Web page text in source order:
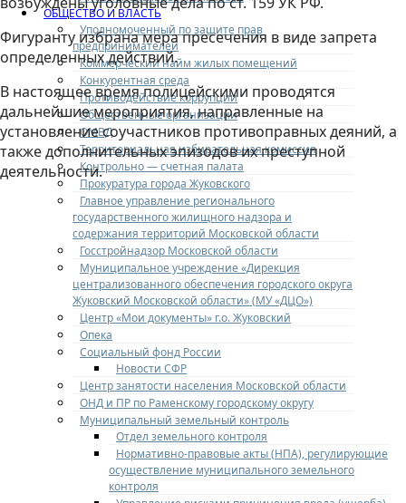
ОБЩЕСТВО И ВЛАСТЬ
Уполномоченный по защите прав
предпринимателей
Коммерческий найм жилых помещений
Конкурентная среда
Противодействие коррупции
Общественные организации
ОМВД
Территориальная избирательная комиссия
Контрольно — счетная палата
Прокуратура города Жуковского
Главное управление регионального
государственного жилищного надзора и
содержания территорий Московской области
Госстройнадзор Московской области
Муниципальное учреждение «Дирекция
централизованного обеспечения городского округа
Жуковский Московской области» (МУ «ДЦО»)
Центр «Мои документы» г.о. Жуковский
Опека
Социальный фонд России
Новости СФР
Центр занятости населения Московской области
ОНД и ПР по Раменскому городскому округу
Муниципальный земельный контроль
Отдел земельного контроля
Нормативно-правовые акты (НПА), регулирующие
осуществление муниципального земельного
контроля
Фигуранту избрана мера пресечения в виде запрета
определенных действий.
В настоящее время полицейскими проводятся
дальнейшие мероприятия, направленные на
установление соучастников противоправных деяний, а
также дополнительных эпизодов их преступной
деятельности.